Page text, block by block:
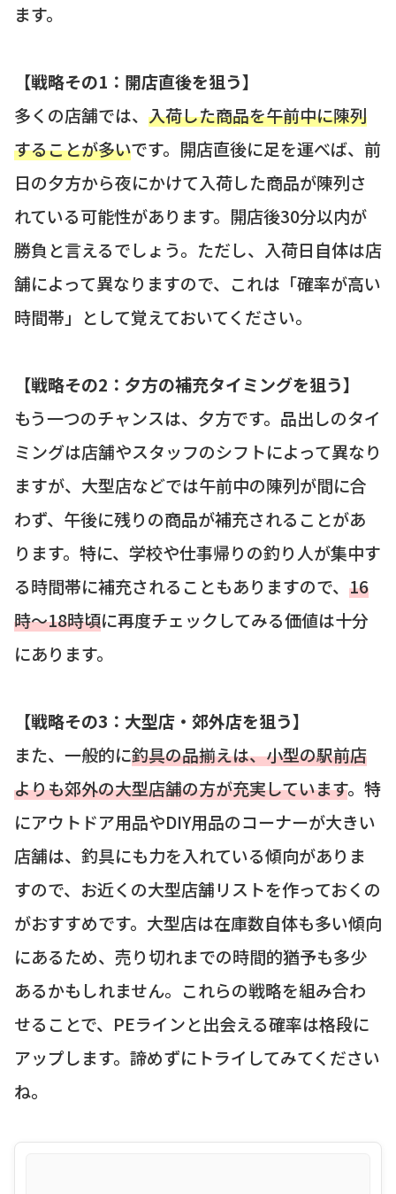
ます。
【戦略その1：開店直後を狙う】
多くの店舗では、 入荷した商品を午前中に陳列
することが多いです。開店直後に足を運べば、前
日の夕方から夜にかけて入荷した商品が陳列さ
れている可能性があります。開店後30分以内が
勝負と言えるでしょう。ただし、入荷日自体は店
舗によって異なりますので、これは「確率が高い
時間帯」として覚えておいてください。
【戦略その2：夕方の補充タイミングを狙う】
もう一つのチャンスは、夕方です。品出しのタイ
ミングは店舗やスタッフのシフトによって異なり
ますが、大型店などでは午前中の陳列が間に合
わず、午後に残りの商品が補充されることがあ
ります。特に、学校や仕事帰りの釣り人が集中す
る時間帯に補充されることもありますので、 16
時〜18時頃に再度チェックしてみる価値は十分
にあります。
【戦略その3：大型店・郊外店を狙う】
また、一般的に釣具の品揃えは、小型の駅前店
よりも郊外の大型店舗の方が充実しています。特
にアウトドア用品やDIY用品のコーナーが大きい
店舗は、釣具にも力を入れている傾向がありま
すので、お近くの大型店舗リストを作っておくの
がおすすめです。大型店は在庫数自体も多い傾向
にあるため、売り切れまでの時間的猶予も多少
あるかもしれません。これらの戦略を組み合わ
せることで、PEラインと出会える確率は格段に
アップします。諦めずにトライしてみてください
ね。